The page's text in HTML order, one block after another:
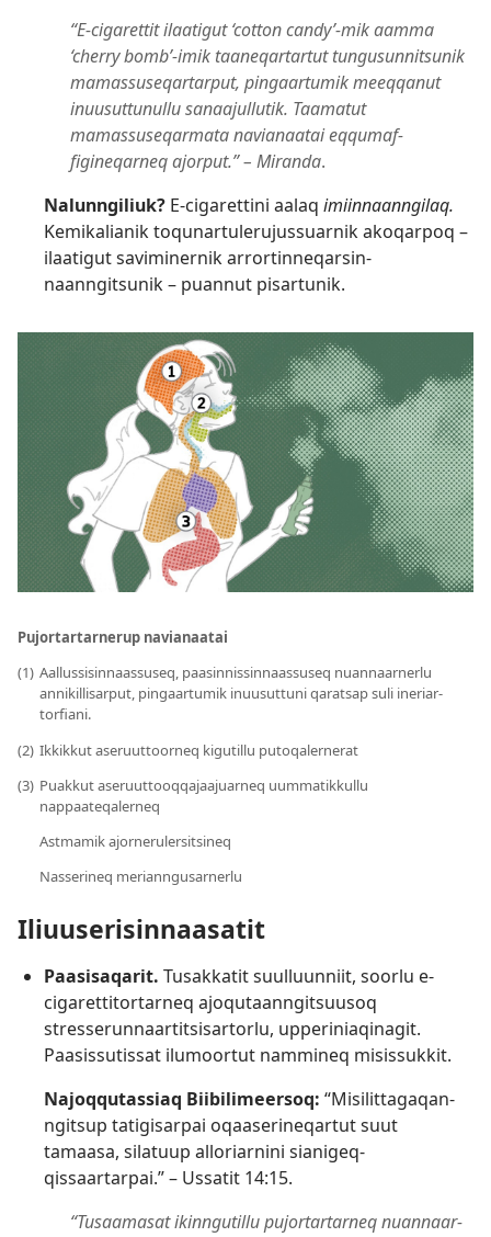
“E-cigarettit ilaatigut ‘cotton candy’-mik aamma
‘cherry bomb’-imik taaneqartartut tungusun­nitsunik
mamassuseqartarput, pingaartumik meeqqanut
inuusut­tunullu sanaajullutik. Taamatut
mamassuseqarmata navianaatai eqqumaf­
figineqarneq ajorput.” – Miranda.
Nalunngiliuk? E-cigarettini aalaq imiinnaanngilaq.
Kemikalianik toqunar­tulerujus­suarnik akoqarpoq –
ilaatigut saviminernik arrortin­neqarsin­
naanngitsunik – puannut pisartunik.
Pujortar­tarnerup navianaatai
(1) Aallussisin­naassuseq, paasinnis­sinnaassuseq nuannaarnerlu
annikil­lisarput, pingaartumik inuusuttuni qaratsap suli ineriar­
torfiani.
(2) Ikkikkut aseruut­toorneq kigutillu putoqalernerat
(3) Puakkut aseruut­tooqqajaajuarneq uummatikkullu
nappaateqalerneq
Astmamik ajornerulersitsineq
Nasserineq merianngusarnerlu
Iliuuserisin­naasatit
Paasisaqarit. Tusakkatit suulluunniit, soorlu e-
cigaret­titortarneq ajoqutaan­ngitsuusoq
stresserun­naartitsisartorlu, upperiniaqinagit.
Paasissutissat ilumoortut nammineq misissukkit.
Najoqqutassiaq Biibilimeersoq: “Misilit­tagaqan­
ngitsup tatigisarpai oqaaserineqartut suut
tamaasa, silatuup alloriarnini sianigeq­
qissaartarpai.” – Ussatit 14:15.
“Tusaamasat ikinngutillu pujortartarneq nuannaar­